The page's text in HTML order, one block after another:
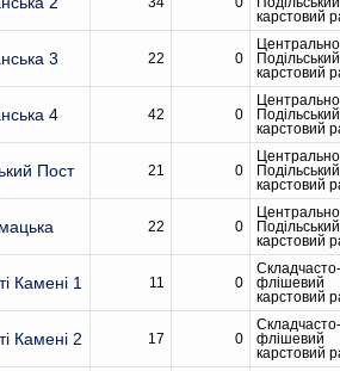
карстовий
3 22 0
Подільський
карстовий
4 42 0
Подільський
карстовий
Пост 21 0
Подільський
карстовий
22 0
Подільський
карстовий
Камені 1 11 0
Складчасто-
флішевий
карстовий
Камені 2 17 0
Складчасто-
флішевий
карстовий